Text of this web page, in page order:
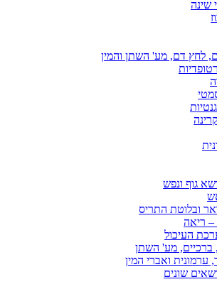
שינה
לחץ דם, מע' השתן והמין
גוף ונפש
ובלוטת התריס
– ריאה
העיכול
ברכיים, מע' השתן
ערמונית ואברי המין
שונים